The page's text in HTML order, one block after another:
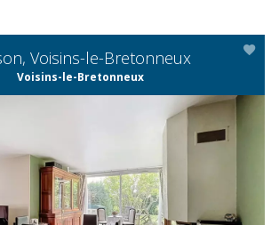
Voisins-le-Bretonneux
Voisins-le-Bretonneux